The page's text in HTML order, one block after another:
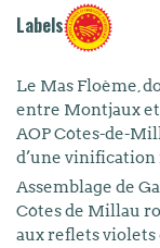
Labels
Le Mas Floème,
entre Montjaux et
AOP Côtes-de-
d’une
Assemblage de
Côtes de Millau
aux reflets violets